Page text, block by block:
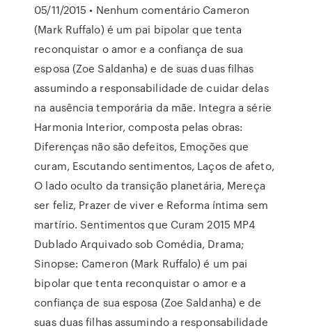
05/11/2015 • Nenhum comentário Cameron
(Mark Ruffalo) é um pai bipolar que tenta
reconquistar o amor e a confiança de sua
esposa (Zoe Saldanha) e de suas duas filhas
assumindo a responsabilidade de cuidar delas
na ausência temporária da mãe. Integra a série
Harmonia Interior, composta pelas obras:
Diferenças não são defeitos, Emoções que
curam, Escutando sentimentos, Laços de afeto,
O lado oculto da transição planetária, Mereça
ser feliz, Prazer de viver e Reforma íntima sem
martírio. Sentimentos que Curam 2015 MP4
Dublado Arquivado sob Comédia, Drama;
Sinopse: Cameron (Mark Ruffalo) é um pai
bipolar que tenta reconquistar o amor e a
confiança de sua esposa (Zoe Saldanha) e de
suas duas filhas assumindo a responsabilidade